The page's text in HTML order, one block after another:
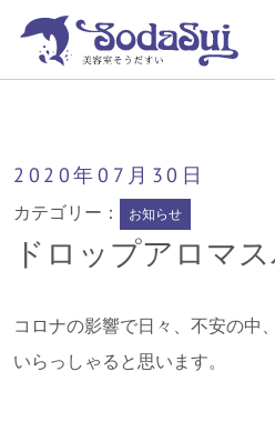
2020年07月 30日
カテゴリー： お知らせ
ドロップアロマ
コロナの影響で日々、不安の中
いらっしゃると思います。